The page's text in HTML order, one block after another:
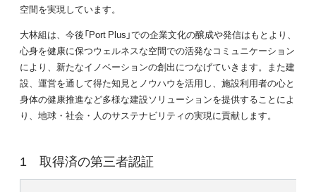
空間を実現しています。
大林組は、今後「Port Plus」での企業文化の醸成や発信はもとより、
心身を健康に保つウェルネスな空間での活発なコミュニケーション
により、新たなイノベーションの創出につなげていきます。また建
設、運営を通して得た知見とノウハウを活用し、施設利用者の心と
身体の健康推進など多様な建設ソリューションを提供することによ
り、地球・社会・人のサステナビリティの実現に貢献します。
取得済の第三者認証